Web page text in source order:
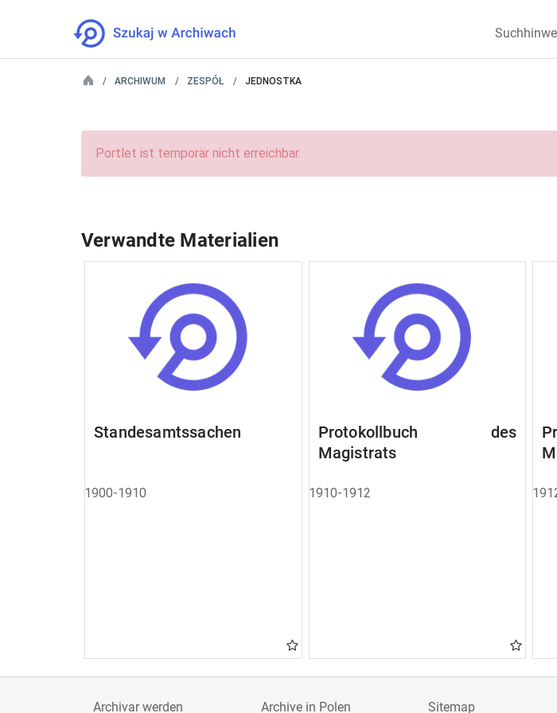
ARCHIWUM ZESPÓŁ JEDNOSTKA
Portlet ist temporär nicht erreichbar.
Verwandte Materialien
Standesamtssachen
1900-1910
Protokollbuch des
Magistrats
1910-1912
Archivar werden Archive in Polen Sitemap